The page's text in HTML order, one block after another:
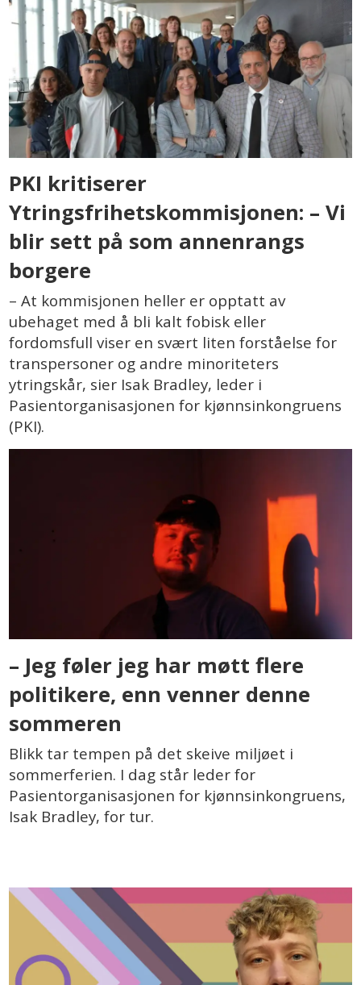
PKI kritiserer
Ytringsfrihetskommisjonen: – Vi
blir sett på som annenrangs
borgere
– At kommisjonen heller er opptatt av
ubehaget med å bli kalt fobisk eller
fordomsfull viser en svært liten forståelse for
transpersoner og andre minoriteters
ytringskår, sier Isak Bradley, leder i
Pasientorganisasjonen for kjønnsinkongruens
(PKI).
– Jeg føler jeg har møtt flere
politikere, enn venner denne
sommeren
Blikk tar tempen på det skeive miljøet i
sommerferien. I dag står leder for
Pasientorganisasjonen for kjønnsinkongruens,
Isak Bradley, for tur.